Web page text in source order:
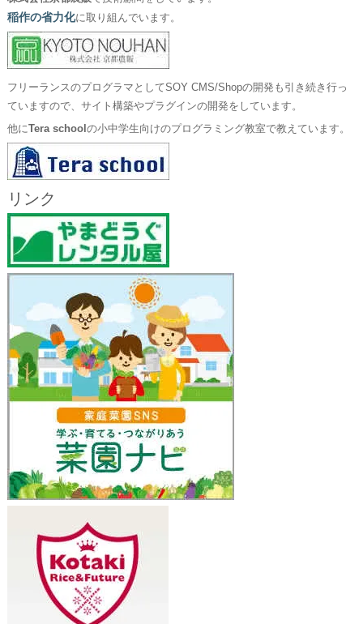
稲作の省力化に取り組んでいます。
フリーランスのプログラマとしてSOY CMS/Shopの開発も引き続き行っ
ていますので、サイト構築やプラグインの開発をしています。
他にTera school の小中学生向けのプログラミング教室で教えています。
リンク